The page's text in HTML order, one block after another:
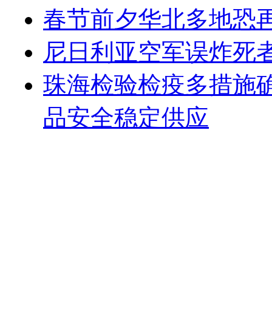
春节前夕华北多地恐
尼日利亚空军误炸死
珠海检验检疫多措施
品安全稳定供应